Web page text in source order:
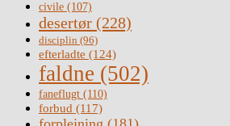
civile (107)
desertør (228)
disciplin (96)
efterladte (124)
faldne (502)
faneflugt (110)
forbud (117)